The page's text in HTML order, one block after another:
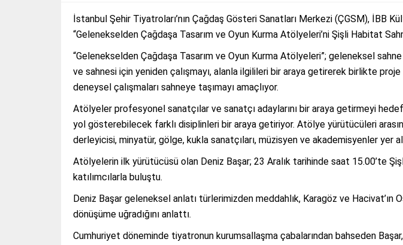
İstanbul Şehir Tiyatroları’nın Çağdaş Gösteri Sanatları Merkezi (ÇGSM), İBB
“Gelenekselden Çağdaşa Tasarım ve Oyun Kurma Atölyeleri’ni Şişli Habitat
“Gelenekselden Çağdaşa Tasarım ve Oyun Kurma Atölyeleri”; geleneksel sahne
ve sahnesi için yeniden çalışmayı, alanla ilgilileri bir araya getirerek birlikte
deneysel çalışmaları sahneye taşımayı amaçlıyor.
Atölyeler profesyonel sanatçılar ve sanatçı adaylarını bir araya getirmeyi
yol gösterebilecek farklı disiplinleri bir araya getiriyor. Atölye yürütücüleri
derleyicisi, minyatür, gölge, kukla sanatçıları, müzisyen ve akademisyenler yer
Atölyelerin ilk yürütücüsü olan Deniz Başar; 23 Aralık tarihinde saat 15.00’te
katılımcılarla buluştu.
Deniz Başar geleneksel anlatı türlerimizden meddahlık, Karagöz ve Hacivat’ın
dönüşüme uğradığını anlattı.
Cumhuriyet döneminde tiyatronun kurumsallaşma çabalarından bahseden